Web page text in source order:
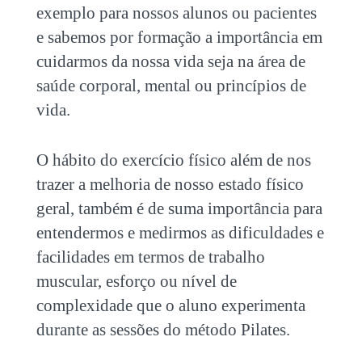
exemplo para nossos alunos ou pacientes
e sabemos por formação a importância em
cuidarmos da nossa vida seja na área de
saúde corporal, mental ou princípios de
vida.
O hábito do exercício físico além de nos
trazer a melhoria de nosso estado físico
geral, também é de suma importância para
entendermos e medirmos as dificuldades e
facilidades em termos de trabalho
muscular, esforço ou nível de
complexidade que o aluno experimenta
durante as sessões do método Pilates.